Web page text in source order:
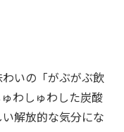
いの「がぶがぶ飲
わしゅわした炭酸
解放的な気分にな